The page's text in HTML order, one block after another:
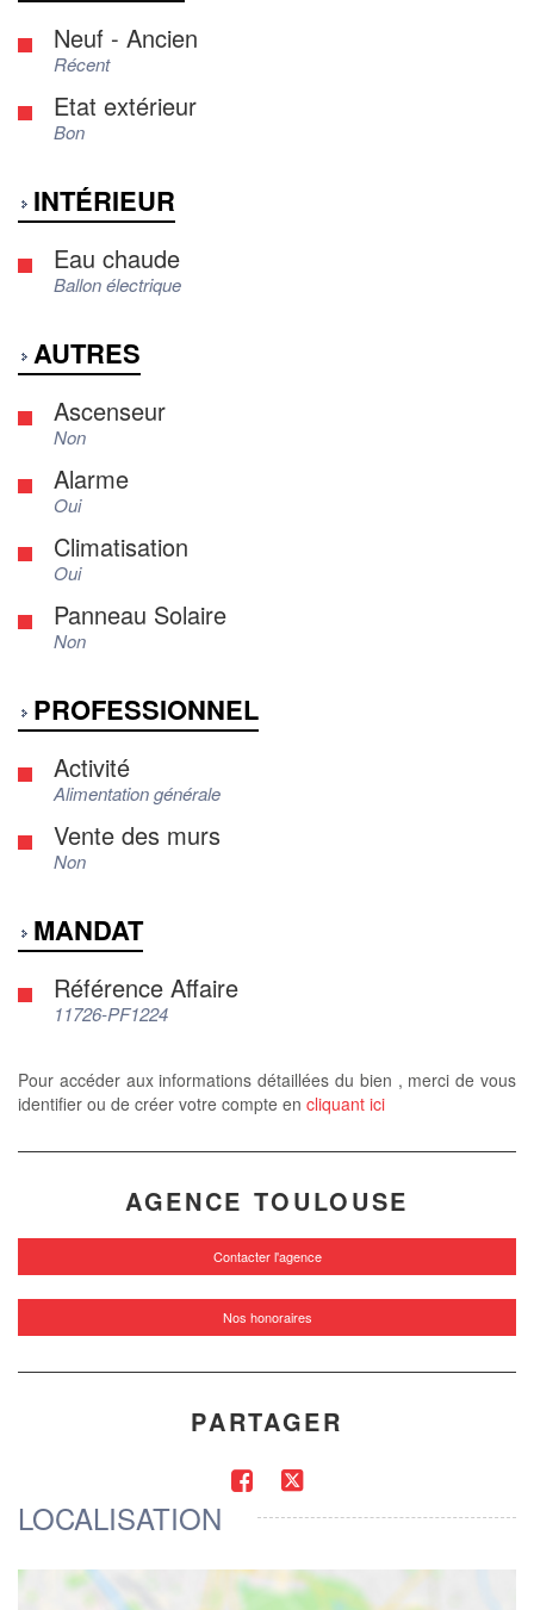
Neuf - Ancien
Récent
Etat extérieur
Bon
INTÉRIEUR
Eau chaude
Ballon électrique
AUTRES
Ascenseur
Non
Alarme
Oui
Climatisation
Oui
Panneau Solaire
Non
PROFESSIONNEL
Activité
Alimentation générale
Vente des murs
Non
MANDAT
Référence Affaire
11726-PF1224
Pour accéder aux informations détaillées du bien , merci de vous
identifier ou de créer votre compte en cliquant ici
AGENCE TOULOUSE
Contacter l'agence
Nos honoraires
PARTAGER
LOCALISATION